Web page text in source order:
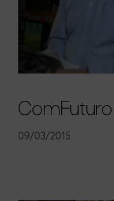
09/03/2015